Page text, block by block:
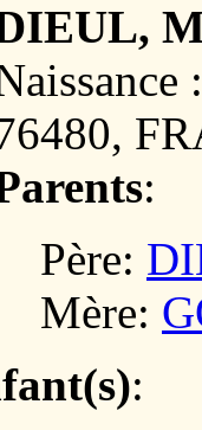
:
Père:
Mère:
: